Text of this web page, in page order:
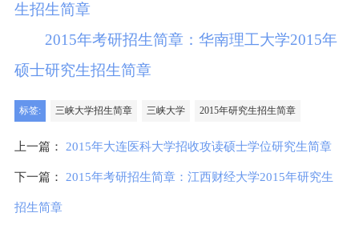
生招生简章
2015年考研招生简章：华南理工大学2015年
硕士研究生招生简章
标签: 三峡大学招生简章 三峡大学 2015年研究生招生简章
上一篇： 2015年大连医科大学招收攻读硕士学位研究生简章
下一篇： 2015年考研招生简章：江西财经大学2015年研究生
招生简章